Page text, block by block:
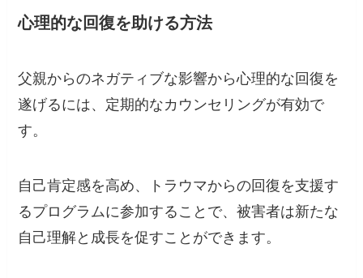
心理的な回復を助ける方法
父親からのネガティブな影響から心理的な回復を
遂げるには、定期的なカウンセリングが有効で
す。
自己肯定感を高め、トラウマからの回復を支援す
るプログラムに参加することで、被害者は新たな
自己理解と成長を促すことができます。